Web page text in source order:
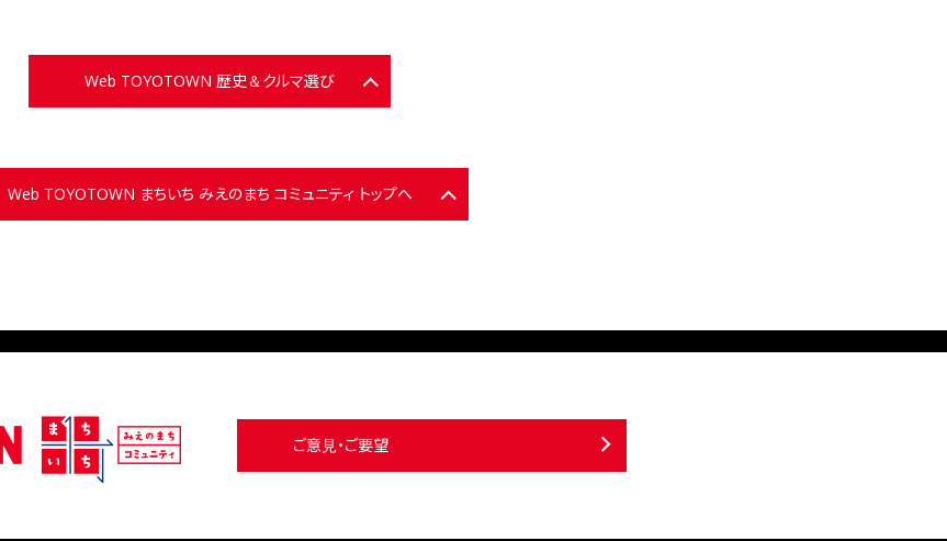
Web TOYOTOWN 歴史＆クルマ選び
Web TOYOTOWN まちいち みえのまち コミュニティ トップへ
ご意見・ご要望